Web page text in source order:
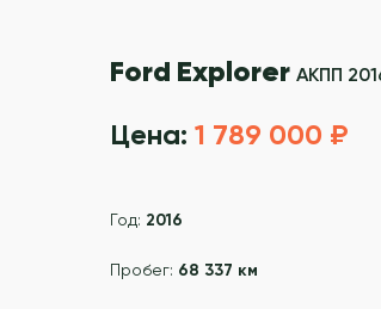
Ford Explorer АКПП
Цена: 1 789 000 ₽
Год: 2016
Пробег: 68 337 км